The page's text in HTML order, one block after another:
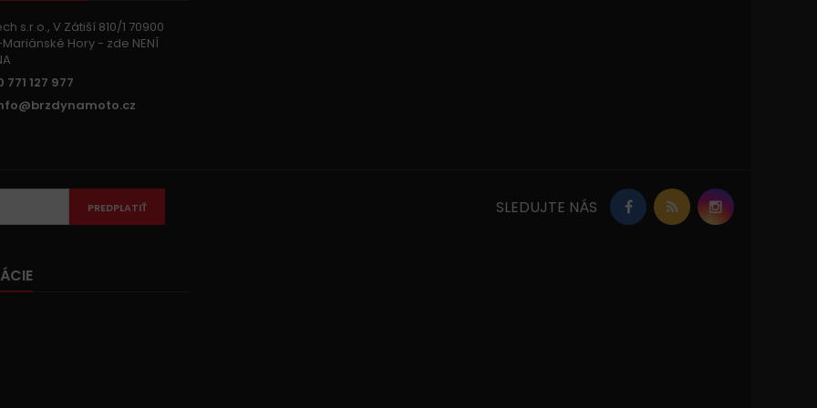
s.r.o., V Zátiší 810/1 70900
Hory - zde NENÍ
771 127 977
PREDPLATIŤ SLEDUJTE NÁS